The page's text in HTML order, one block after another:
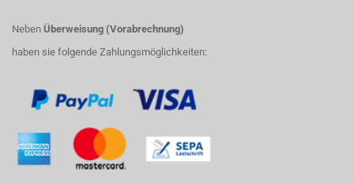
Neben Überweisung (Vorabrechnung)
haben sie folgende Zahlungsmöglichkeiten: